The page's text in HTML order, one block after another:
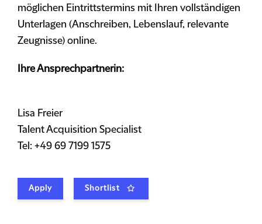
möglichen Eintrittstermins mit Ihren vollständigen
Unterlagen (Anschreiben, Lebenslauf, relevante
Zeugnisse) online.
Ihre Ansprechpartnerin:
Lisa Freier
Talent Acquisition Specialist
Tel: +49 69 7199 1575
Apply Shortlist